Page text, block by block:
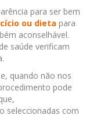
para ser bem
ou dieta para
aconselhável.
saúde verificam
quando não nos
pode
seleccionadas com